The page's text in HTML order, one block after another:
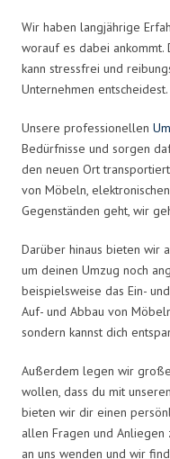
Wir haben langjährige
worauf es dabei ankommt.
kann stressfrei und
Unternehmen entscheidest.
Unsere professionellen
Bedürfnisse und sorgen
den neuen Ort
von Möbeln,
Gegenständen geht, wir
Darüber hinaus bieten wir
um deinen Umzug noch
beispielsweise das Ein-
Auf- und Abbau von
sondern kannst dich
Außerdem legen wir
wollen, dass du mit
bieten wir dir einen
allen Fragen und Anliegen
an uns wenden und wir